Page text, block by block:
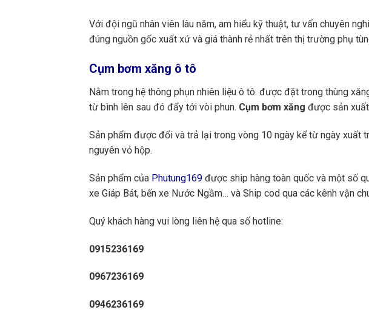
Với đội ngũ nhân viên lâu năm, am hiểu kỹ thuật, tư vấn chuyên
đúng nguồn gốc xuất xứ và giá thành rẻ nhất trên thị trường phụ
Cụm bơm xăng ô tô
Nằm trong hệ thông phụn nhiên liệu ô tô. được đặt trong thùng
từ bình lên sau đó đẩy tới vòi phun. Cụm bơm xăng được sản
Sản phẩm được đổi và trả lại trong vòng 10 ngày kể từ ngày xuất
nguyên vỏ hộp.
Sản phẩm của Phutung169 được ship hàng toàn quốc và một số
xe Giáp Bát, bến xe Nước Ngầm… và Ship cod qua các kênh vận
Quý khách hàng vui lòng liên hệ qua số hotline:
0915236169
0967236169
0946236169